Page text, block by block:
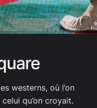
westerns, où l’on
qu’on croyait.